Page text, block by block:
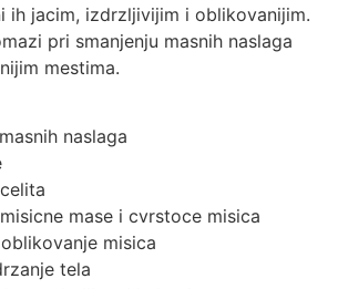
ih jacim, izdrzljivijim i oblikovanijim.
pri smanjenju masnih naslaga
mestima.
naslaga
mase i cvrstoce misica
misica
tela